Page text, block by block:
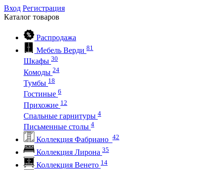
Вход Регистрация
Каталог товаров
Распродажа
Мебель Верди 81
Шкафы 30
Комоды 24
Тумбы 18
Гостиные 6
Прихожие 12
Спальные гарнитуры 4
Письменные столы 4
Коллекция Фабриано 42
Коллекция Лирона 35
Коллекция Венето 14